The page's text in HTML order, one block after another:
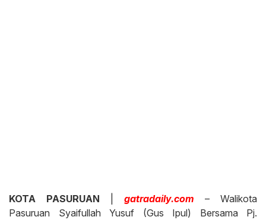
KOTA PASURUAN gatradaily.com – Walikota
Pasuruan Syaifullah Yusuf (Gus Ipul) Bersama Pj.